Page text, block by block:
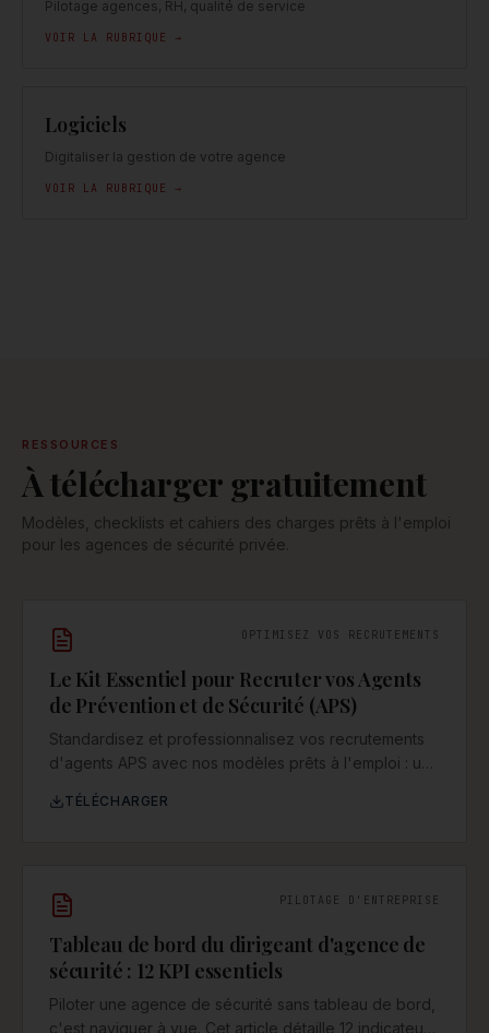
Pilotage agences, RH, qualité de service
VOIR LA RUBRIQUE →
Logiciels
Digitaliser la gestion de votre agence
VOIR LA RUBRIQUE →
RESSOURCES
À télécharger gratuitement
Modèles, checklists et cahiers des charges prêts à l'emploi
pour les agences de sécurité privée.
OPTIMISEZ VOS RECRUTEMENTS
Le Kit Essentiel pour Recruter vos Agents
de Prévention et de Sécurité (APS)
Standardisez et professionnalisez vos recrutements
d'agents APS avec nos modèles prêts à l'emploi : une
complète et un parcours d'intégration détaillé sur 90
TÉLÉCHARGER
PILOTAGE D'ENTREPRISE
Tableau de bord du dirigeant d'agence de
sécurité : 12 KPI essentiels
Piloter une agence de sécurité sans tableau de bord,
c'est naviguer à vue. Cet article détaille 12 indicateurs